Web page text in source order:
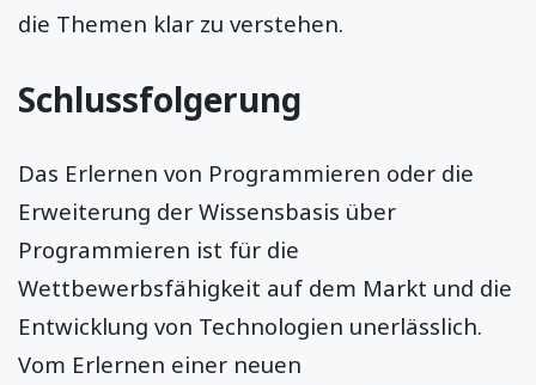
die Themen klar zu verstehen.
Schlussfolgerung
Das Erlernen von Programmieren oder die
Erweiterung der Wissensbasis über
Programmieren ist für die
Wettbewerbsfähigkeit auf dem Markt und die
Entwicklung von Technologien unerlässlich.
Vom Erlernen einer neuen